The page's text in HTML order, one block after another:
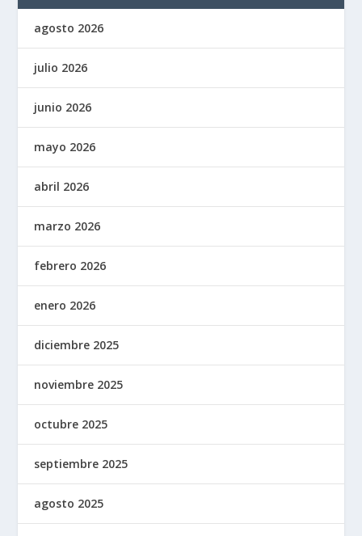
agosto 2026
julio 2026
junio 2026
mayo 2026
abril 2026
marzo 2026
febrero 2026
enero 2026
diciembre 2025
noviembre 2025
octubre 2025
septiembre 2025
agosto 2025